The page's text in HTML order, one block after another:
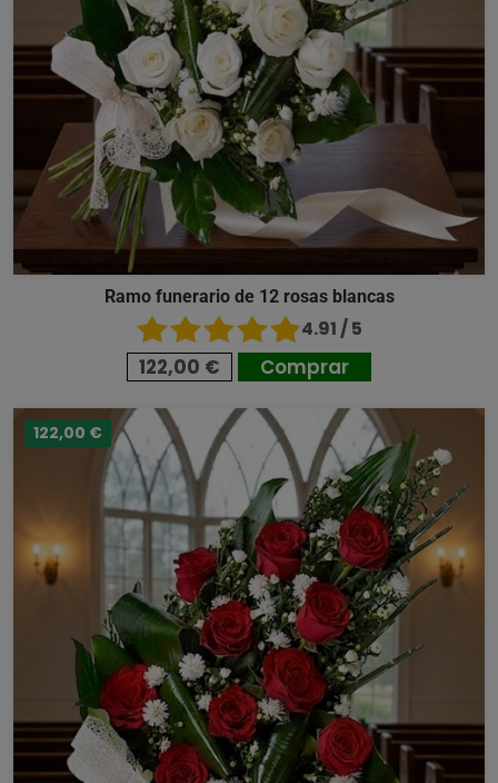
Ramo funerario de 12 rosas blancas
4.91 / 5
122,00 € Comprar
122,00 €